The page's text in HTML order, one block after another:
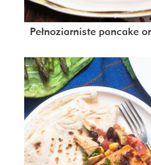
Pełnoziarniste pancake